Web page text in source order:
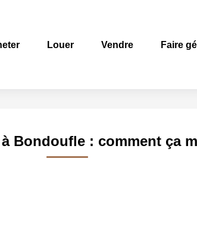
Louer Vendre Faire
Bondoufle : comment ça